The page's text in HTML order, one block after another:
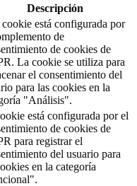
Descripción
cookie está configurada por
de
de cookies de
La cookie se utiliza para
el consentimiento del
para las cookies en la
"Análisis".
está configurada por el
de cookies de
para registrar el
del usuario para
en la categoría